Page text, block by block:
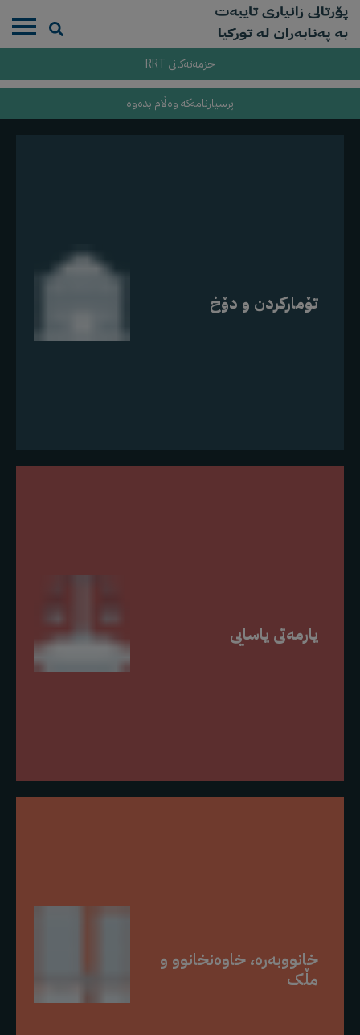
خزمەتەکانی RRT
پرسیارنامەکە وەڵام بدەوە
تۆمارکردن و دۆخ
یارمەتی یاسایی
خانووبەرە، خاوەنخانوو و
مڵک